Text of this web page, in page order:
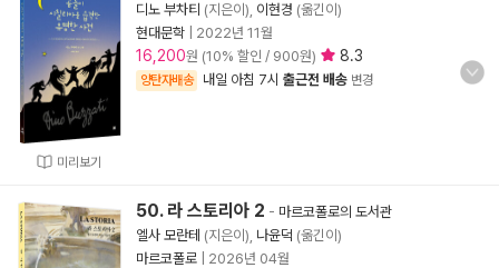
미리보기
디노 부차티 (지은이), 이현경 (옮긴이)
현대문학
2022년 11월
16,200원 (10% 할인 / 900원) 8.3
양탄자배송 내일 아침 7시 출근전 배송 변경
50. 라 스토리아 2 - 마르코폴로의 도서관
엘사 모란테 (지은이), 나윤덕 (옮긴이)
마르코폴로
2026년 04월